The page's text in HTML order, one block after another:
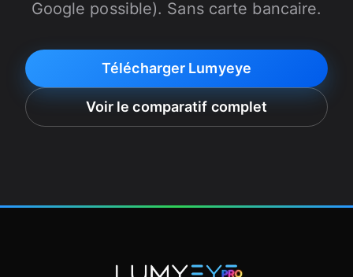
Google possible). Sans carte bancaire.
Télécharger Lumyeye
Voir le comparatif complet